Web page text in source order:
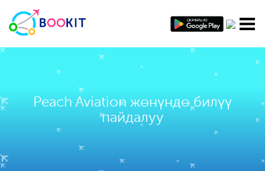
Peach Aviation жөнүндө билүү
пайдалуу